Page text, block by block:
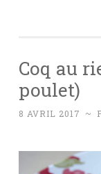
Coq au
poulet)
8 AVRIL 2017 ~